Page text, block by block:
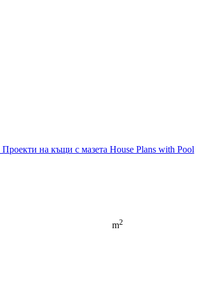
Проекти на къщи с мазета House Plans with Pool
m2